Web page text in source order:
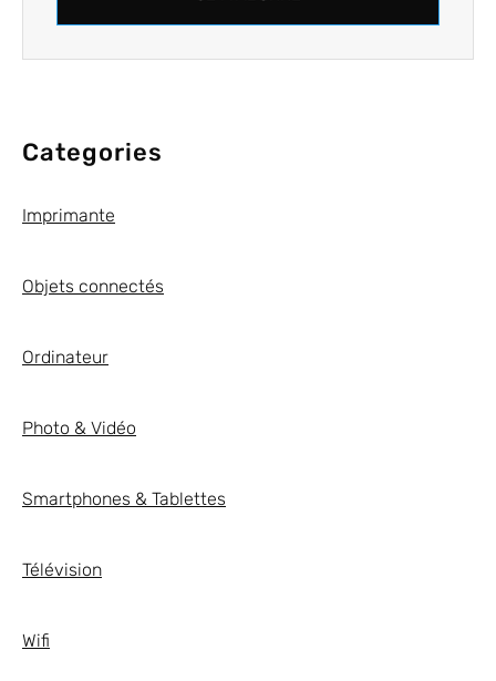
Categories
Imprimante
Objets connectés
Ordinateur
Photo & Vidéo
Smartphones & Tablettes
Télévision
Wifi